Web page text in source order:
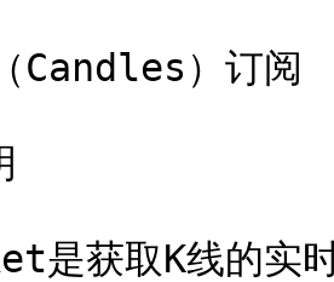
Candles）订阅
是获取K线